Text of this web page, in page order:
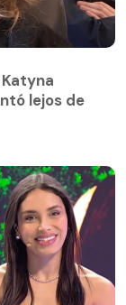
lejos de